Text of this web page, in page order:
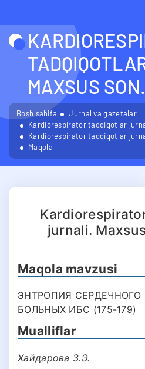
MAXSUS
Bosh sahifa
Jurnal va gazetalar
Kardiorespirator tadqiqotlar
Kardiorespirator tadqiqotlar
Maqola
jurnali.
Maqola mavzusi
ЭНТРОПИЯ СЕРДЕЧНОГО
БОЛЬНЫХ ИБС (175-179)
Mualliflar
Хайдарова З.Э.